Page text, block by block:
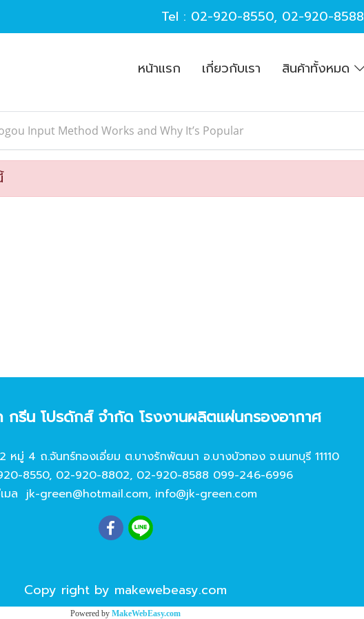
Tel : 02-920-8550, 02-920-8588
หน้าแรก เกี่ยวกับเรา สินค้าทั้งหมด
Input Method Works and Why It’s Popular
กรีน โปรดักส์ จํากัด โรงงานผลิตแผ่นกรองอากาศ
หมู่ 4 ถ.จันทร์ทองเอี่ยม ต.บางรักพัฒนา อ.บางบัวทอง จ.นนทบุรี 11110
8550, 02-920-8802, 02-920-8588 099-246-6996
มล jk-green@hotmail.com, info@jk-green.com
Copy right by makewebeasy.com
Powered by MakeWebEasy.com